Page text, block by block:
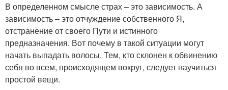
В определенном смысле страх – это зависимость. А
зависимость – это отчуждение собственного Я,
отстранение от своего Пути и истинного
предназначения. Вот почему в такой ситуации могут
начать выпадать волосы. Тем, кто склонен к обвинению
себя во всем, происходящем вокруг, следует научиться
простой вещи.